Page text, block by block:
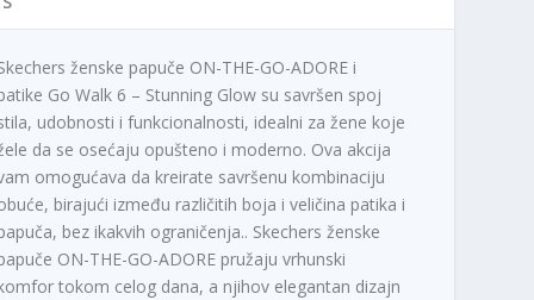
ženske papuče ON-THE-GO-ADORE i
Go Walk 6 – Stunning Glow su savršen spoj
udobnosti i funkcionalnosti, idealni za žene koje
da se osećaju opušteno i moderno. Ova akcija
omogućava da kreirate savršenu kombinaciju
birajući između različitih boja i veličina patika i
bez ikakvih ograničenja.. Skechers ženske
ON-THE-GO-ADORE pružaju vrhunski
tokom celog dana, a njihov elegantan dizajn